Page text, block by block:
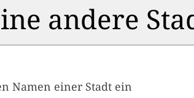
andere
Namen einer Stadt ein